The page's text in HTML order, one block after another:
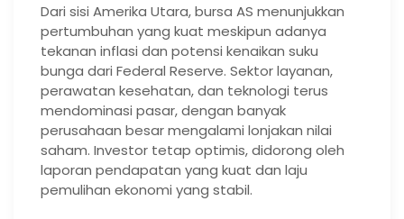
Dari sisi Amerika Utara, bursa AS menunjukkan
pertumbuhan yang kuat meskipun adanya
tekanan inflasi dan potensi kenaikan suku
bunga dari Federal Reserve. Sektor layanan,
perawatan kesehatan, dan teknologi terus
mendominasi pasar, dengan banyak
perusahaan besar mengalami lonjakan nilai
saham. Investor tetap optimis, didorong oleh
laporan pendapatan yang kuat dan laju
pemulihan ekonomi yang stabil.